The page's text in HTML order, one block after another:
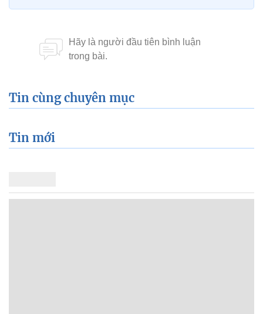
Tin cùng chuyên mục
Tin mới